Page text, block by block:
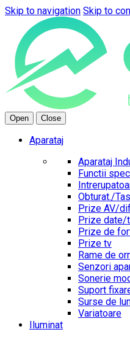
Skip to navigation Skip to
Open Close
Aparataj
Aparataj
Functii
Obturat./
Prize AV/
Prize
Prize de
Prize tv
Rame de
Senzori
Sonerie
Suport
Surse de
Variatoare
Iluminat